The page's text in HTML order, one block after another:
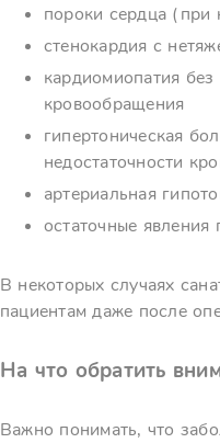
пороки сердца (при
стенокардия с
кардиомиопатия
кровообращения
гипертоническая
недостаточности
артериальная
остаточные
В некоторых случаях
пациентам даже после
На что обратить
Важно понимать, что